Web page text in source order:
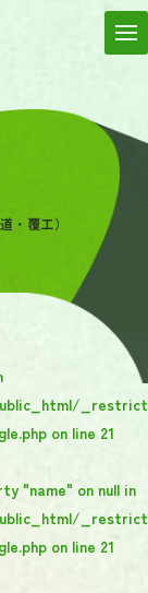
・覆工）
on line 21
"name" on null in
on line 21